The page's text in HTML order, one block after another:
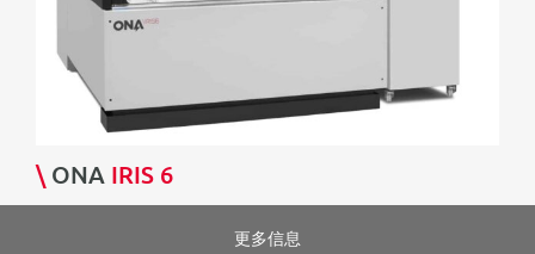
\ ONA IRIS 6
更多信息